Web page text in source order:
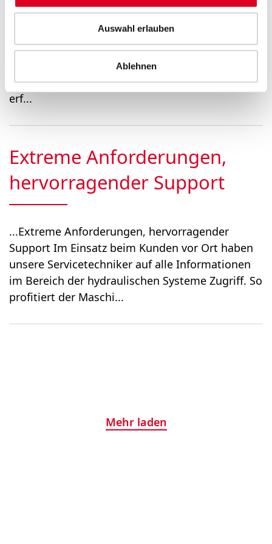
Auswahl erlauben
Ablehnen
...Revolutionär clevere AX Neue
Umweltrichtlinien fordern eine erhebliche
Senkung der CO 2 -Emissionen. Der AX-
Linearantrieb von Bucher Hydraulics, eine
dezentrale elektrohydraulische Antriebslösung,
erf...
Extreme Anforderungen,
hervorragender Support
...Extreme Anforderungen, hervorragender
Support Im Einsatz beim Kunden vor Ort haben
unsere Servicetechniker auf alle Informationen
im Bereich der hydraulischen Systeme Zugriff. So
profitiert der Maschi...
Mehr laden